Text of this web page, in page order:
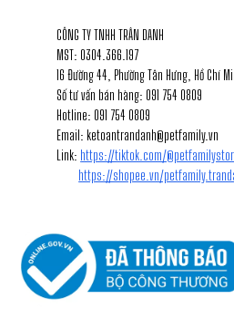
CÔNG TY TNHH TRÂN DANH
MST: 0304.366.197
16 Đường 44, Phường Tân Hưng, Hồ Chí
Số tư vấn bán hàng: 091 754 0809
Hotline: 091 754 0809
Email: ketoantrandanh@petfamily.vn
Link: https://tiktok.com/
https://shopee.vn/